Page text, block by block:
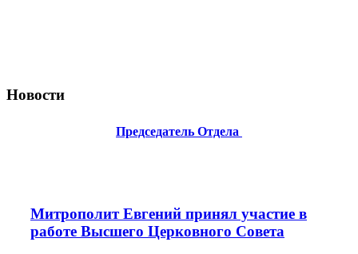
Новости
Председатель Отдела
Митрополит Евгений принял участие в
работе Высшего Церковного Совета